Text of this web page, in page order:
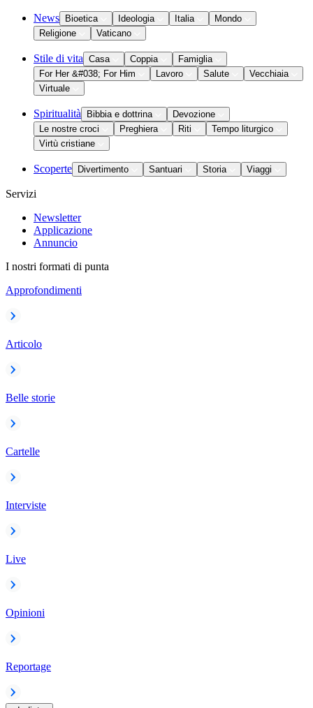
News Bioetica Ideologia Italia
Mondo
Religione
Vaticano
Stile di vita Casa Coppia
Famiglia
For Her &#038; For Him
Lavoro Salute
Vecchiaia
Virtuale
Spiritualità Bibbia e dottrina
Devozione
Le nostre croci
Preghiera Riti
Tempo liturgico
Virtù cristiane
Scoperte Divertimento Santuari Storia Viaggi
Servizi
Newsletter
Applicazione
Annuncio
I nostri formati di punta
Approfondimenti
Articolo
Belle storie
Cartelle
Interviste
Live
Opinioni
Reportage